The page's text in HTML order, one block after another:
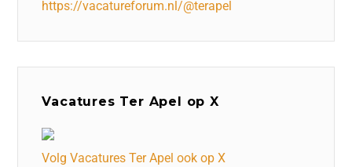
https://vacatureforum.nl/@terapel
Vacatures Ter Apel op X
Volg Vacatures Ter Apel ook op X